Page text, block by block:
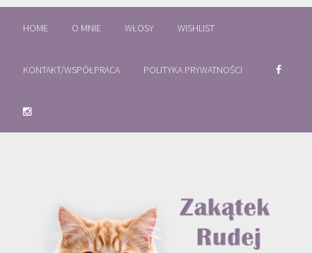
HOME O MNIE WŁOSY WISHLIST
KONTAKT/WSPÓŁPRACA POLITYKA PRYWATNOŚCI